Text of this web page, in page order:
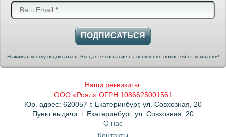
ПОДПИСАТЬСЯ
Нажимая кнопку подписаться, Вы даете согласие на получение новостей от компании!
Наши реквизиты:
ООО «Роял» ОГРН 1086625001561
Юр. адрес: 620057 г. Екатеринбург, ул. Совхозная, 20
Пункт выдачи: г. Екатеринбург, ул. Совхозная, 20
О нас
Контакты